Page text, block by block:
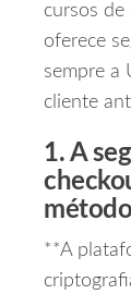
cursos de
oferece
sempre a
cliente
1. A
**A